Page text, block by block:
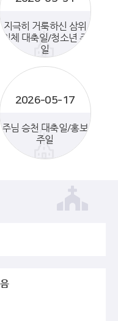
지극히 거룩하신 삼위
일체 대축일/청소년 주
일
2026-05-17
주님 승천 대축일/홍보
주일